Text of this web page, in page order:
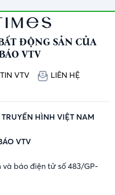
ĐỘNG SẢN CỦA
VTV
VTV LIÊN HỆ
HÌNH VIỆT NAM
VTV
báo điện tử số 483/GP-